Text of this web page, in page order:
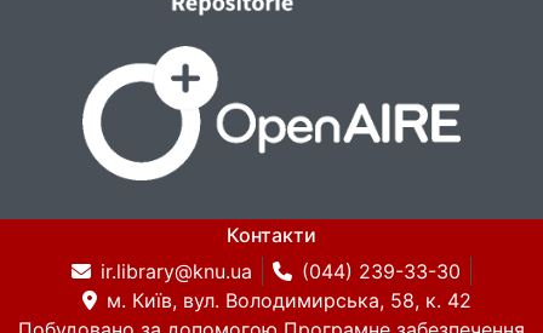
Контакти
ir.library@knu.ua
(044) 239-33-30
м. Київ, вул. Володимирська, 58, к. 42